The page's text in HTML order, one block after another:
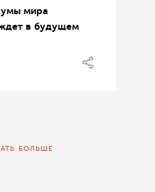
мира
в будущем
БОЛЬШЕ